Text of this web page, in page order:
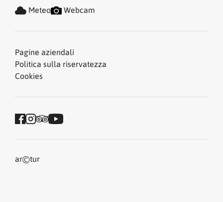
Pagine aziendali
Politica sulla riservatezza
Cookies
Meteo Webcam
ar©tur